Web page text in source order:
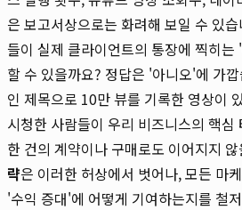
은 보고서상으로는 화려해 보일 수 있
들이 실제 클라이언트의 통장에 찍히
할 수 있을까요? 정답은 '아니오'에 가
인 제목으로 10만 뷰를 기록한 영상이
시청한 사람들이 우리 비즈니스의 핵
한 건의 계약이나 구매로도 이어지지
략은 이러한 허상에서 벗어나, 모든 마
'수익 증대'에 어떻게 기여하는지를 철